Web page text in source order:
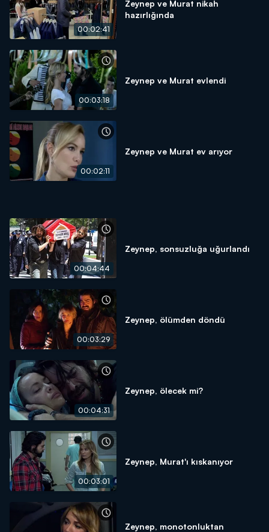
00:02:41
Zeynep ve Murat nikah
hazırlığında
00:03:18
Zeynep ve Murat evlendi
00:02:11
Zeynep ve Murat ev arıyor
00:04:44
Zeynep, sonsuzluğa uğurlandı
00:03:29
Zeynep, ölümden döndü
00:04:31
Zeynep, ölecek mi?
00:03:01
Zeynep, Murat'ı kıskanıyor
Zeynep, monotonluktan